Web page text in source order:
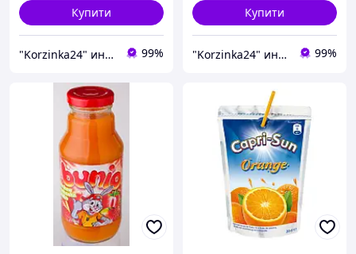
Купити
"Korzinka24" интернет магазин 99%
Купити
"Korzinka24" интернет магазин 99%